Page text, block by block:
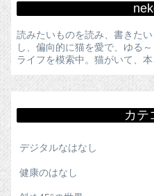
読みたいものを読み、書きた
し、偏向的に猫を愛で、ゆる
ライフを模索中。猫がいて、本
カテ
デジタルなはなし
健康のはなし